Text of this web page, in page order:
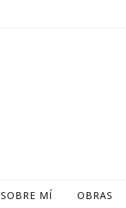
SOBRE MÍ OBRAS